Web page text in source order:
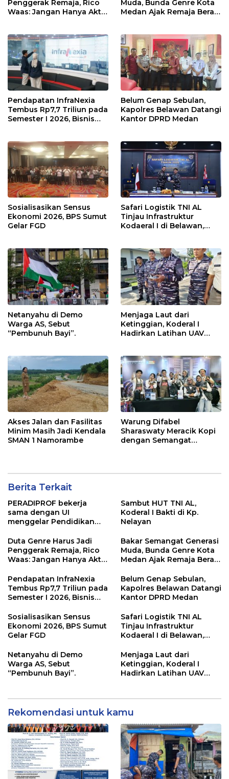
Penggerak Remaja, Rico
Waas: Jangan Hanya Aktif
Muda, Bunda Genre Kota
Medan Ajak Remaja Berani
Pendapatan InfraNexia
Tembus Rp7,7 Triliun pada
Semester I 2026, Bisnis
Belum Genap Sebulan,
Kapolres Belawan Datangi
Kantor DPRD Medan
Sosialisasikan Sensus
Ekonomi 2026, BPS Sumut
Gelar FGD
Safari Logistik TNI AL
Tinjau Infrastruktur
Kodaeral I di Belawan,
Netanyahu di Demo
Warga AS, Sebut
“Pembunuh Bayi”.
Menjaga Laut dari
Ketinggian, Koderal I
Hadirkan Latihan UAV
Akses Jalan dan Fasilitas
Minim Masih Jadi Kendala
SMAN 1 Namorambe
Warung Difabel
Sharaswaty Meracik Kopi
dengan Semangat
Berita Terkait
PERADIPROF bekerja
sama dengan UI
menggelar Pendidikan
(PKPA)
Sambut HUT TNI AL,
Koderal I Bakti di Kp.
Nelayan
Duta Genre Harus Jadi
Penggerak Remaja, Rico
Waas: Jangan Hanya Aktif
Bakar Semangat Generasi
Muda, Bunda Genre Kota
Medan Ajak Remaja Berani
Pendapatan InfraNexia
Tembus Rp7,7 Triliun pada
Semester I 2026, Bisnis
Persen
Belum Genap Sebulan,
Kapolres Belawan Datangi
Kantor DPRD Medan
Sosialisasikan Sensus
Ekonomi 2026, BPS Sumut
Gelar FGD
Safari Logistik TNI AL
Tinjau Infrastruktur
Kodaeral I di Belawan,
Operasional
Netanyahu di Demo
Warga AS, Sebut
“Pembunuh Bayi”.
Menjaga Laut dari
Ketinggian, Koderal I
Hadirkan Latihan UAV
Rekomendasi untuk kamu